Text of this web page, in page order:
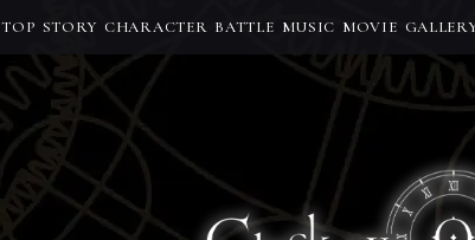
TOP STORY CHARACTER BATTLE MUSIC MOVIE